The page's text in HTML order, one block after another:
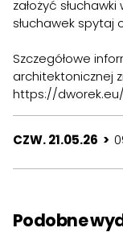
założyć
słuchawek spytaj
Szczegółowe
architektonicznej
https://
CZW. 21.05.26 >
Podobne